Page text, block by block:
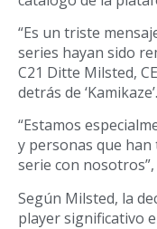
“Es un triste
series hayan sido
C21 Ditte Milsted,
detrás de ‘Kamikaze’.
“Estamos
y personas que
serie con
Según Milsted, la
player significativo